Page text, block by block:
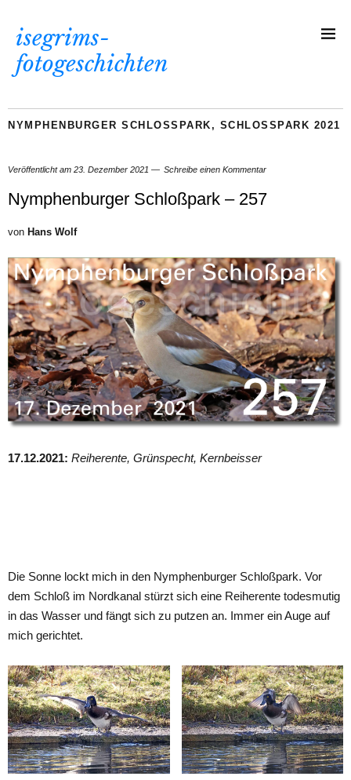
isegrims-
fotogeschichten
NYMPHENBURGER SCHLOSSPARK , SCHLOSSPARK 2021
Veröffentlicht am 23. Dezember 2021 Schreibe einen Kommentar
Nymphenburger Schloßpark – 257
von Hans Wolf
17.12.2021: Reiherente, Grünspecht, Kernbeisser
Die Sonne lockt mich in den Nymphenburger Schloßpark. Vor
dem Schloß im Nordkanal stürzt sich eine Reiherente todesmutig
in das Wasser und fängt sich zu putzen an. Immer ein Auge auf
mich gerichtet.